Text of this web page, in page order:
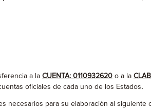
a la CUENTA: 0110932620 o a la
oficiales de cada uno de los Estados.
necesarios para su elaboración al siguiente